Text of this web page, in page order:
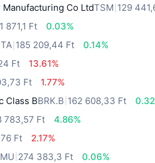
Co LtdTSM 129
871,1 Ft
0.03%
185 209,44 Ft
0.14%
Ft
13.61%
Ft
1.77%
Class BBRK.B 162 608,33 Ft
783,57 Ft
4.86%
Ft
2.17%
MU 274 383,3 Ft
0.06%